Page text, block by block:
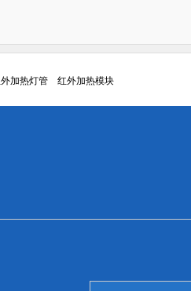
加热灯管 红外加热模块